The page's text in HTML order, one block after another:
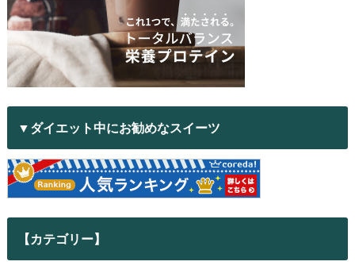
▼ダイエット中にお勧めなスイーツ
【カテゴリー】